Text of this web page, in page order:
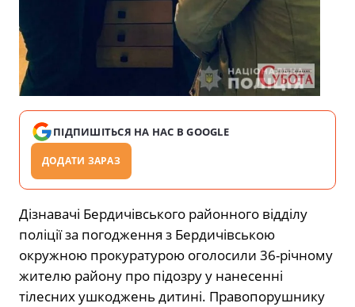
ПІДПИШІТЬСЯ НА НАС В GOOGLE
ДОДАТИ ЗАРАЗ
Дізнавачі Бердичівського районного відділу
поліції за погодження з Бердичівською
окружною прокуратурою оголосили 36-річному
жителю району про підозру у нанесенні
тілесних ушкоджень дитині. Правопорушнику